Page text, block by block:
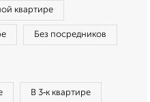
квартире
Без посредников
В 3‑к квартире